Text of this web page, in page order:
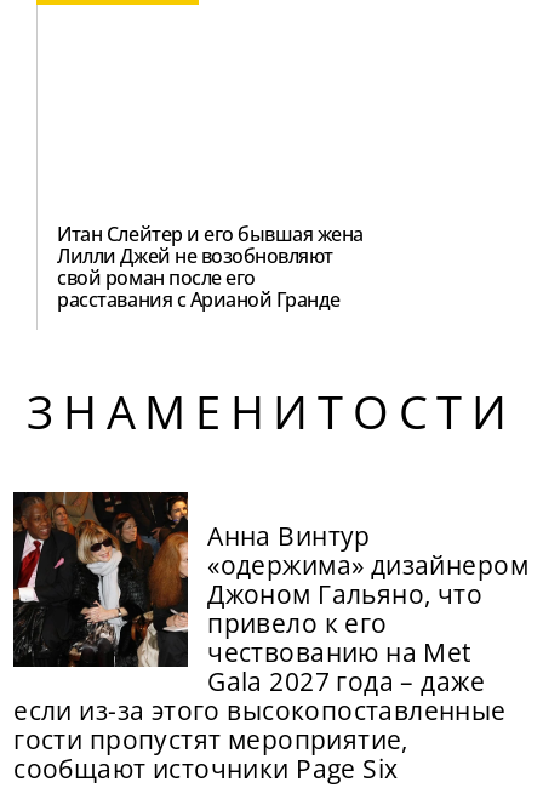
Итан Слейтер и его бывшая жена
Лилли Джей не возобновляют
свой роман после его
расставания с Арианой Гранде
ЗНАМЕНИТОСТИ
Анна Винтур
«одержима» дизайнером
Джоном Гальяно, что
привело к его
чествованию на Met
Gala 2027 года – даже
если из-за этого высокопоставленные
гости пропустят мероприятие,
сообщают источники Page Six